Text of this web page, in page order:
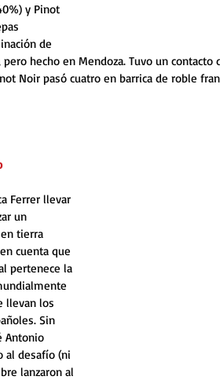
y Pinot
de
pero hecho en Mendoza. Tuvo un
Noir pasó cuatro en barrica de roble
Ferrer llevar
un
tierra
cuenta que
pertenece la
llevan los
Sin
Antonio
al desafío (ni
lanzaron al